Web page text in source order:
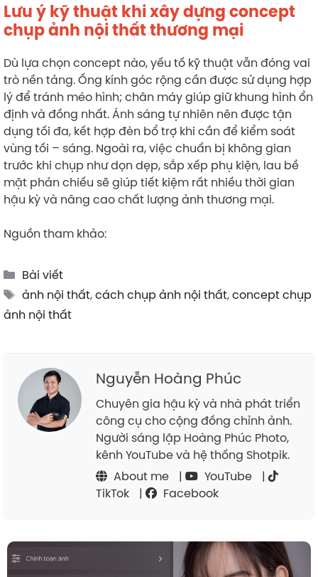
Lưu ý kỹ thuật khi xây dựng concept
chụp ảnh nội thất thương mại
Dù lựa chọn concept nào, yếu tố kỹ thuật vẫn đóng vai
trò nền tảng. Ống kính góc rộng cần được sử dụng hợp
lý để tránh méo hình; chân máy giúp giữ khung hình ổn
định và đồng nhất. Ánh sáng tự nhiên nên được tận
dụng tối đa, kết hợp đèn bổ trợ khi cần để kiểm soát
vùng tối – sáng. Ngoài ra, việc chuẩn bị không gian
trước khi chụp như dọn dẹp, sắp xếp phụ kiện, lau bề
mặt phản chiếu sẽ giúp tiết kiệm rất nhiều thời gian
hậu kỳ và nâng cao chất lượng ảnh thương mại.
Nguồn tham khảo:
Categories
Bài viết
Tags
ảnh nội thất,cách chụp ảnh nội thất,concept chụp
ảnh nội thất
Nguyễn Hoàng Phúc
Chuyên gia hậu kỳ và nhà phát triển
công cụ cho cộng đồng chỉnh ảnh.
Người sáng lập Hoàng Phúc Photo,
kênh YouTube và hệ thống Shotpik.
About me
| YouTube
|
TikTok
| Facebook